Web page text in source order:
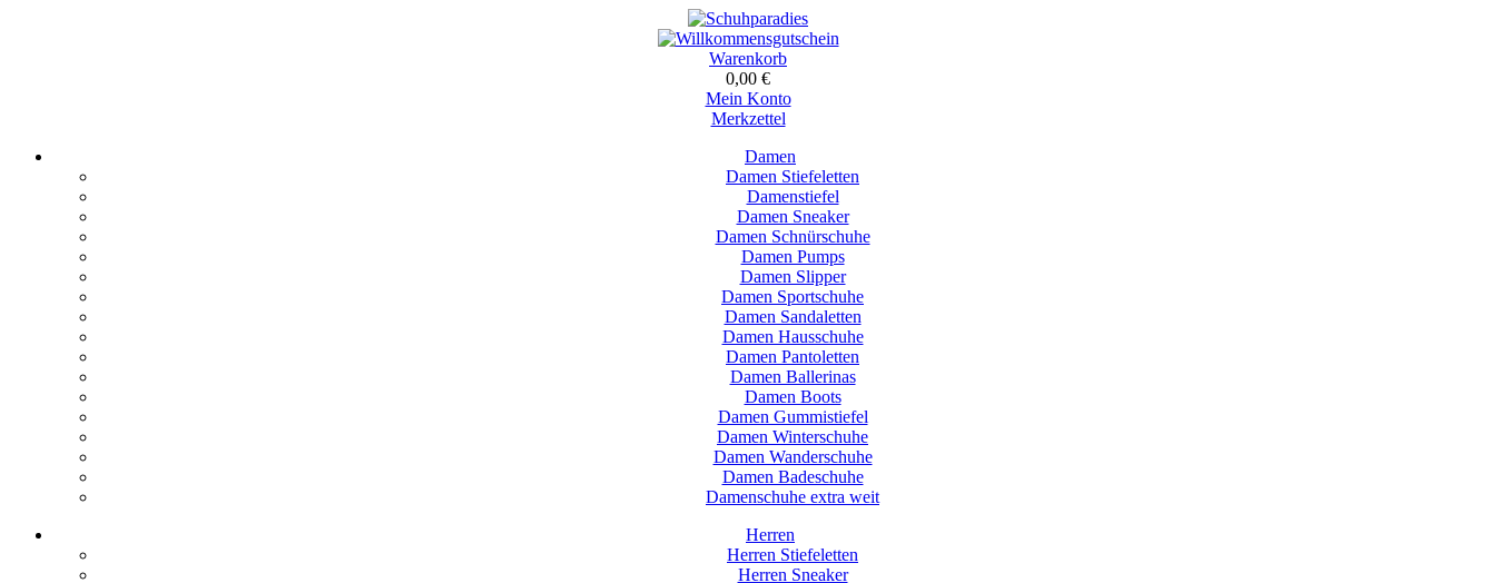
Warenkorb
0,00 €
Mein Konto
Merkzettel
Damen
Damen Stiefeletten
Damenstiefel
Damen Sneaker
Damen Schnürschuhe
Damen Pumps
Damen Slipper
Damen Sportschuhe
Damen Sandaletten
Damen Hausschuhe
Damen Pantoletten
Damen Ballerinas
Damen Boots
Damen Gummistiefel
Damen Winterschuhe
Damen Wanderschuhe
Damen Badeschuhe
Damenschuhe extra weit
Herren
Herren Stiefeletten
Herren Sneaker